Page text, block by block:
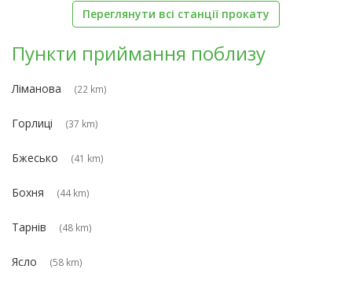
Переглянути всі станції прокату
Пункти приймання поблизу
Ліманова (22 km)
Горлиці (37 km)
Бжесько (41 km)
Бохня (44 km)
Тарнів (48 km)
Ясло (58 km)